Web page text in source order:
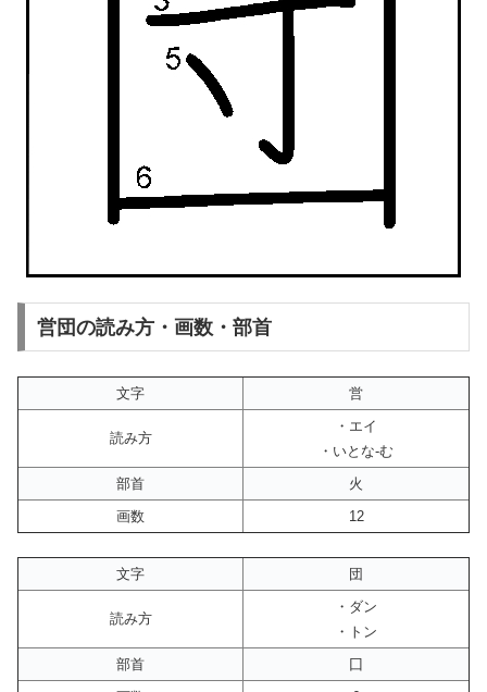
営団の読み方・画数・部首
文字 営
読み方
・エイ
・いとな-む
部首
火
画数
12
文字 団
読み方
・ダン
・トン
部首
囗